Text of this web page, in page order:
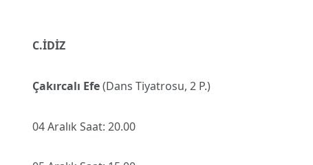
C.İDİZ
Çakırcalı Efe(Dans Tiyatrosu, 2 P.)
04 Aralık Saat: 20.00